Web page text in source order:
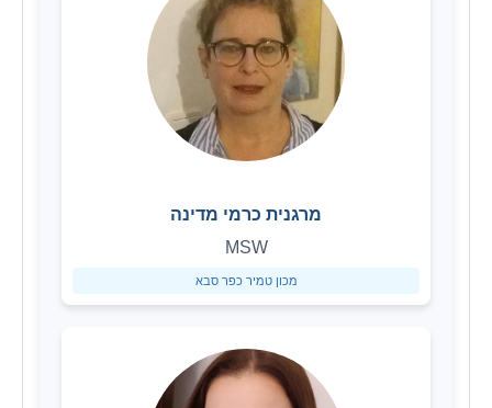
מרגנית כרמי מדינה
MSW
מכון טמיר כפר סבא